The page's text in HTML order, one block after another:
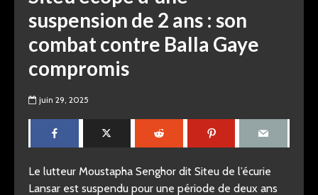
suspension de 2 ans : son
combat contre Balla Gaye
compromis
juin 29, 2025
Le lutteur Moustapha Senghor dit Siteu de l’écurie
Lansar est suspendu pour une période de deux ans